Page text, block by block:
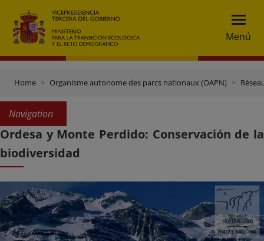
Menú
Home Organisme autonome des parcs nationaux (OAPN)
Navigation
Ordesa y Monte Perdido: Conservación de la
biodiversidad